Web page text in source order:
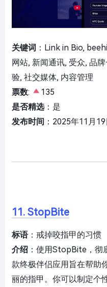
关键词 ：Link in Bio,
网站, 新闻通讯, 受众, 品
验, 社交媒体, 内容管理
票数:
135
是否精选：是
发布时间 ：2025年11月
11. StopBite
标语：戒掉咬指甲的习惯
介绍 ：使用StopBite，彻
款终极伴侣应用旨在帮助
丽的指甲。你可以制定个